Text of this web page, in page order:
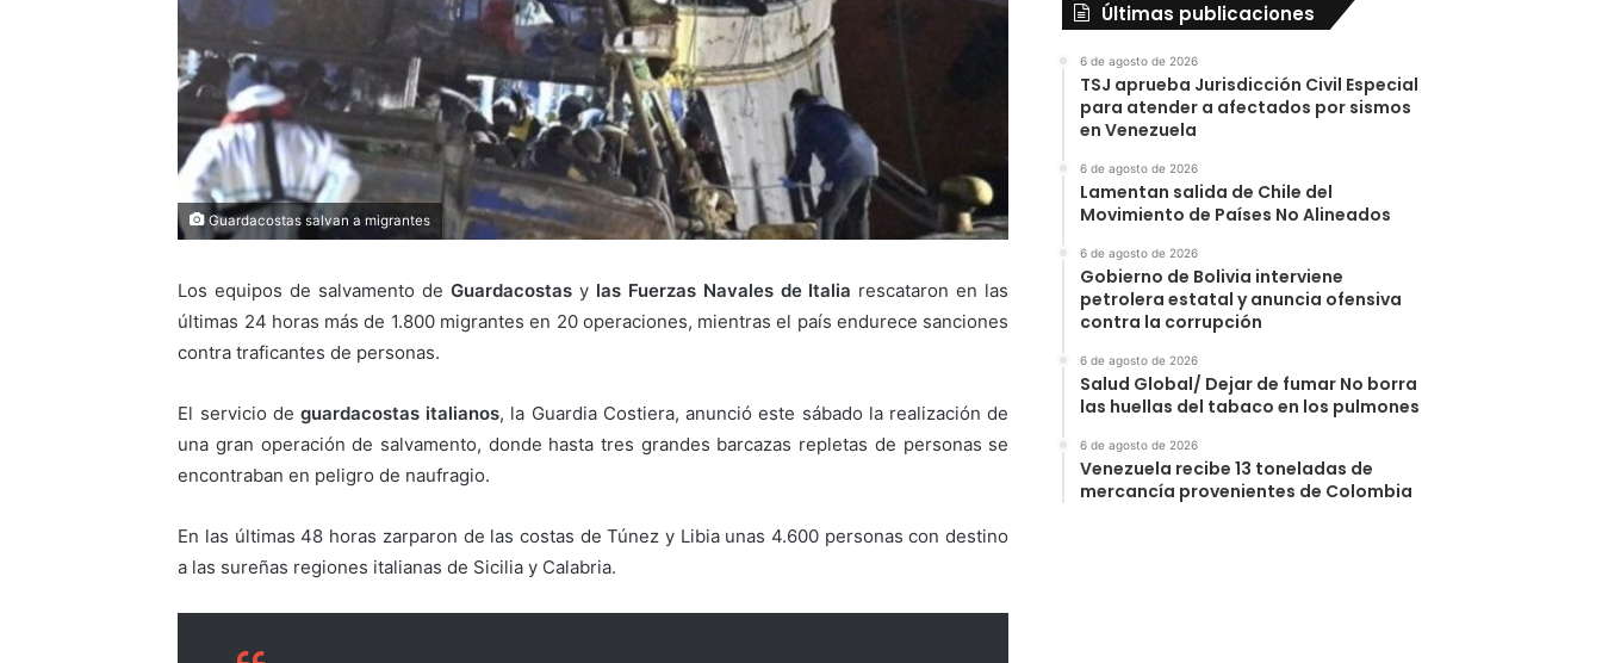
Guardacostas salvan a migrantes
Los equipos de salvamento de Guardacostas y las Fuerzas Navales de Italia rescataron en las
últimas 24 horas más de 1.800 migrantes en 20 operaciones, mientras el país endurece sanciones
contra traficantes de personas.
El servicio deguardacostas italianos, la Guardia Costiera, anunció este sábado la realización de
una gran operación de salvamento, donde hasta tres grandes barcazas repletas de personas se
encontraban en peligro de naufragio.
En las últimas 48 horas zarparon de las costas de Túnez y Libia unas 4.600 personas con destino
a las sureñas regiones italianas de Sicilia y Calabria.
Últimas publicaciones
6 de agosto de 2026
TSJ aprueba Jurisdicción Civil Especial
para atender a afectados por sismos
en Venezuela
6 de agosto de 2026
Lamentan salida de Chile del
Movimiento de Países No Alineados
6 de agosto de 2026
Gobierno de Bolivia interviene
petrolera estatal y anuncia ofensiva
contra la corrupción
6 de agosto de 2026
Salud Global/ Dejar de fumar No borra
las huellas del tabaco en los pulmones
6 de agosto de 2026
Venezuela recibe 13 toneladas de
mercancía provenientes de Colombia